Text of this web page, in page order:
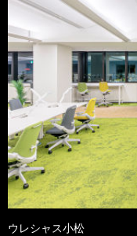
ウレシャス小松